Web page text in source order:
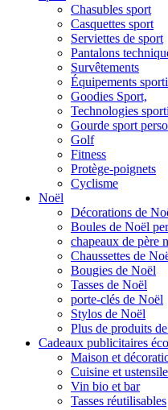
Chasubles sport
Casquettes sport
Serviettes de sport
Pantalons
Survêtements
Équipements
Goodies Sport,
Technologies
Gourde sport
Golf
Fitness
Protège-poignets
Cyclisme
Noël
Décorations de
Boules de Noël
chapeaux de père
Chaussettes de
Bougies de Noël
Tasses de Noël
porte-clés de Noël
Stylos de Noël
Plus de produits
Cadeaux publicitaires
Maison et
Cuisine et
Vin bio et bar
Tasses réutilisables